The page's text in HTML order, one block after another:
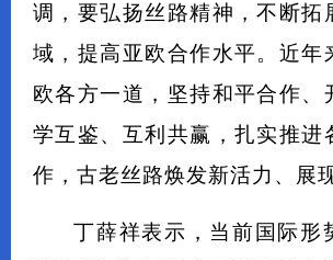
调，要弘扬丝路精神，不断拓
域，提高亚欧合作水平。近年
欧各方一道，坚持和平合作、
学互鉴、互利共赢，扎实推进
作，古老丝路焕发新活力、展
丁薛祥表示，当前国际形